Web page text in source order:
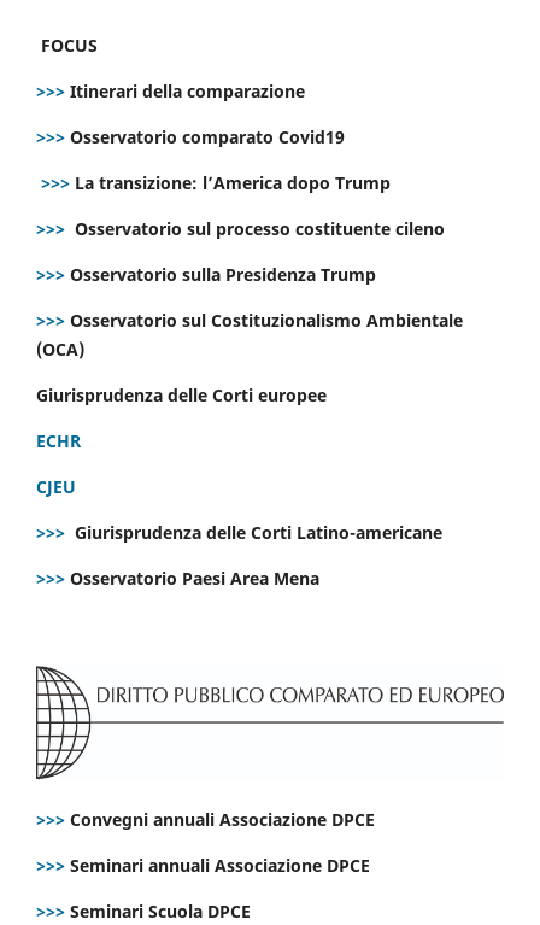
FOCUS
>>> Itinerari della comparazione
>>> Osservatorio comparato Covid19
>>> La transizione: l’America dopo Trump
>>> Osservatorio sul processo costituente cileno
>>> Osservatorio sulla Presidenza Trump
>>> Osservatorio sul Costituzionalismo Ambientale
(OCA)
Giurisprudenza delle Corti europee
ECHR
CJEU
>>> Giurisprudenza delle Corti Latino-americane
>>> Osservatorio Paesi Area Mena
>>> Convegni annuali Associazione DPCE
>>> Seminari annuali Associazione DPCE
>>> Seminari Scuola DPCE